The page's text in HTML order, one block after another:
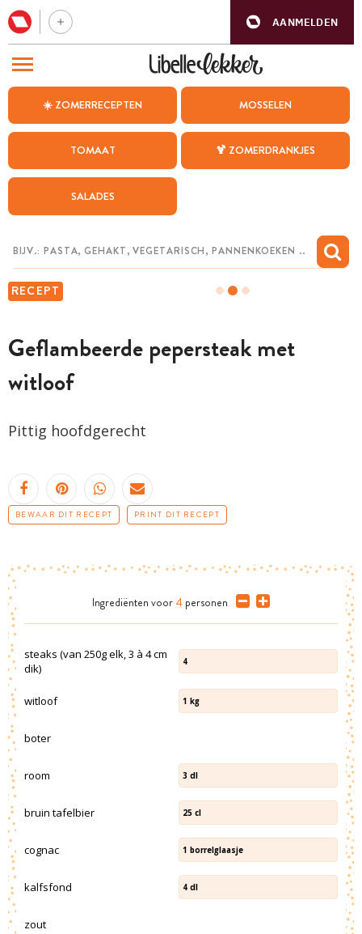
AANMELDEN
☀️ ZOMERRECEPTEN MOSSELEN
TOMAAT 🍹 ZOMERDRANKJES
SALADES
RECEPT
Geflambeerde pepersteak met
witloof
Pittig hoofdgerecht
BEWAAR DIT RECEPT PRINT DIT RECEPT
Ingrediënten voor 4 personen
steaks (van 250g elk, 3 à 4 cm
dik)
4
witloof 1 kg
boter
room 3 dl
bruin tafelbier 25 cl
cognac 1 borrelglaasje
kalfsfond 4 dl
zout
BEZOEK ONZE ANDERE WEBSITES
WEEKMENU
CHAT MET MAIA
MIJN BEWAARDE RECEPTEN